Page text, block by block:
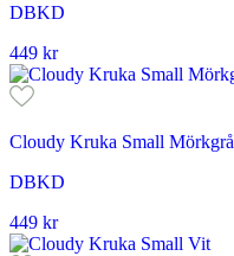
DBKD
449 kr
Cloudy Kruka Small Mörkgrå
DBKD
449 kr